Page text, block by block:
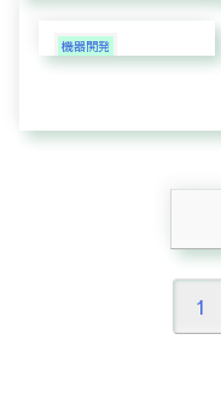
機器開発
1